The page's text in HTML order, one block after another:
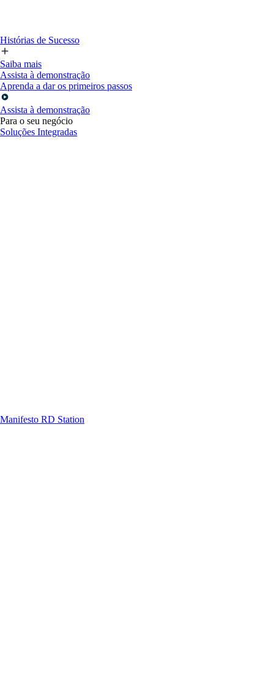
Histórias de Sucesso
Saiba mais
Assista à demonstração
Aprenda a dar os primeiros passos
Assista à demonstração
Para o seu negócio
Soluções Integradas
Manifesto RD Station